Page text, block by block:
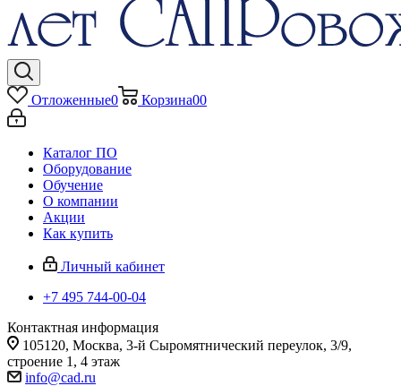
Отложенные0 Корзина00
Каталог ПО
Оборудование
Обучение
О компании
Акции
Как купить
Личный кабинет
+7 495 744-00-04
Контактная информация
105120, Москва, 3-й Сыромятнический переулок, 3/9,
строение 1, 4 этаж
info@cad.ru